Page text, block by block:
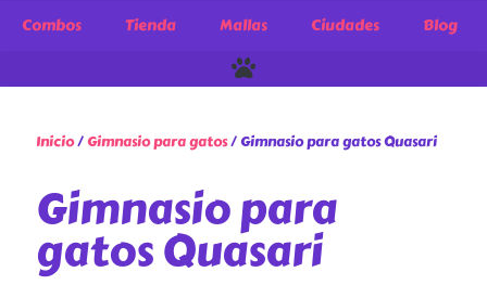
Combos Tienda Mallas Ciudades Blog
Inicio/Gimnasio para gatos/ Gimnasio para gatos Quasari
Gimnasio para
gatos Quasari